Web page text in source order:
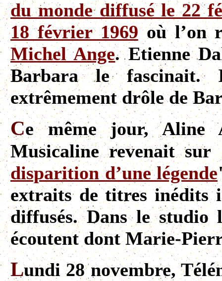
du monde diffusé le 22
18 février 1969où l’on
Michel Ange. Etienne
Barbara le fascinait.
extrêmement drôle de
Ce même jour, Aline
Musicaline revenait sur
disparition d’une légende
extraits de titres inédits
diffusés. Dans le studio
écoutent dont Marie-
Lundi 28 novembre,